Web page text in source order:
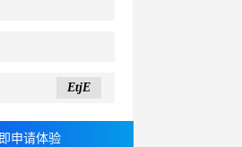
EtjE